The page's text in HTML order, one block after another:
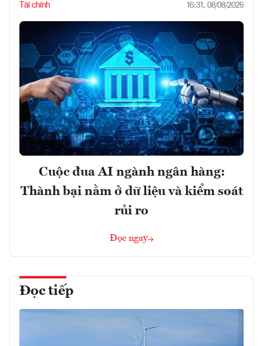
Tài chính 16:31, 08/08/2026
Cuộc đua AI ngành ngân hàng:
Thành bại nằm ở dữ liệu và kiểm soát
rủi ro
Đọc ngay
Đọc tiếp